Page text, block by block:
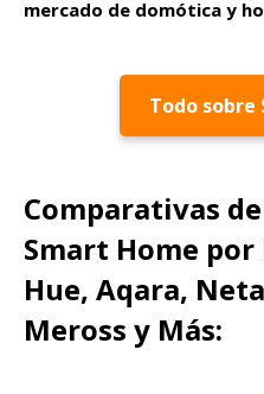
mercado de domótica y
Todo sobre
Comparativas
Smart Home
Hue, Aqara,
Meross y Más: